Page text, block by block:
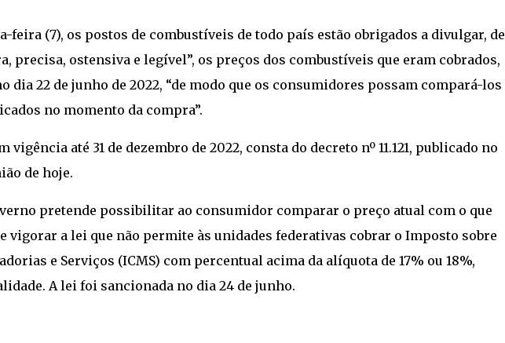
feira (7), os postos de combustíveis de todo país estão obrigados a divulgar, de
precisa, ostensiva e legível”, os preços dos combustíveis que eram cobrados,
dia 22 de junho de 2022, “de modo que os consumidores possam compará-los
no momento da compra”.
vigência até 31 de dezembro de 2022, consta do decreto nº 11.121, publicado no
de hoje.
pretende possibilitar ao consumidor comparar o preço atual com o que
vigorar a lei que não permite às unidades federativas cobrar o Imposto sobre
e Serviços (ICMS) com percentual acima da alíquota de 17% ou 18%,
A lei foi sancionada no dia 24 de junho.